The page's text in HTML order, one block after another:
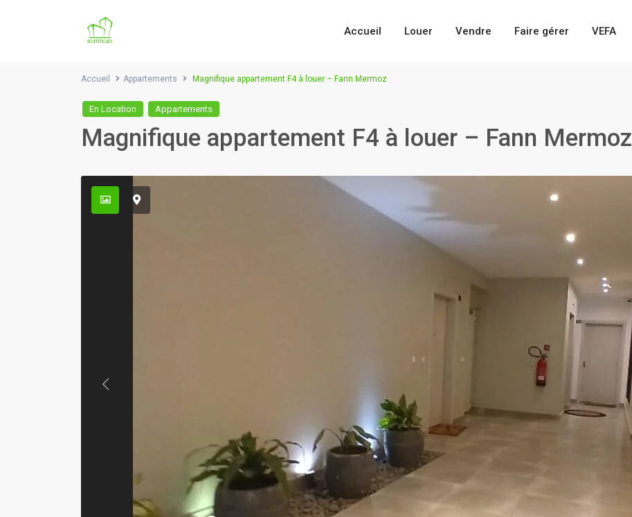
Accueil Louer Vendre Faire gérer VEFA
Accueil Appartements Magnifique appartement F4 à louer – Fann Mermoz
En Location Appartements
Magnifique appartement F4 à louer – Fann Mermoz